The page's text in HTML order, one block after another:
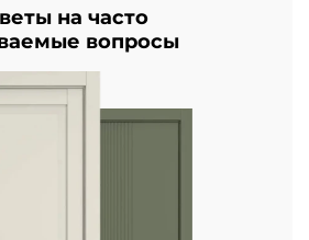
на часто
вопросы